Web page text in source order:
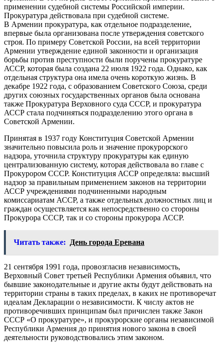
применении судебной системы Российской империи.
Прокуратура действовала при судебной системе.
В Армении прокуратура, как отдельное подразделение,
впервые была организована после утверждения советского
строя. По примеру Советской России, на всей территории
Армении утверждение единой законности и организация
борьбы против преступности были поручены прокуратуре
АССР, которая была создана 22 июля 1922 года. Однако, как
отдельная структура она имела очень короткую жизнь. В
декабре 1922 года, с образованием Советского Союза, среди
других союзных государственных органов была основана
также Прокуратура Верховного суда СССР, и прокуратура
АССР стала подчиняться подразделению этого органа в
Советской Армении.
Принятая в 1937 году Конституция Советской Армении
значительно повысила роль и значение прокурорского
надзора, уточнила структуру прокуратуры как единую
централизованную систему, которая действовала во главе с
Прокурором СССР. Конституция АССР определяла: высший
надзор за правильным применением законов на территории
АССР учреждениями подчиненными народным
комиссариатам АССР, а также отдельных должностных лиц и
граждан осуществляется как непосредственно со стороны
Прокурора СССР, так и со стороны прокурора АССР.
Читать также: День города Еревана
21 сентября 1991 года, провозгласив независимость,
Верховный Совет третьей Республики Армения объявил, что
бывшие законодательные и другие акты будут действовать на
территории страны в таких пределах, в каких не противоречат
идеалам Декларации о независимости. К числу актов не
противоречивших принципам был причислен также Закон
СССР «О прокуратуре», и прокурорские органы независимой
Республики Армения до принятия нового закона в своей
деятельности руководствовались этим законом.